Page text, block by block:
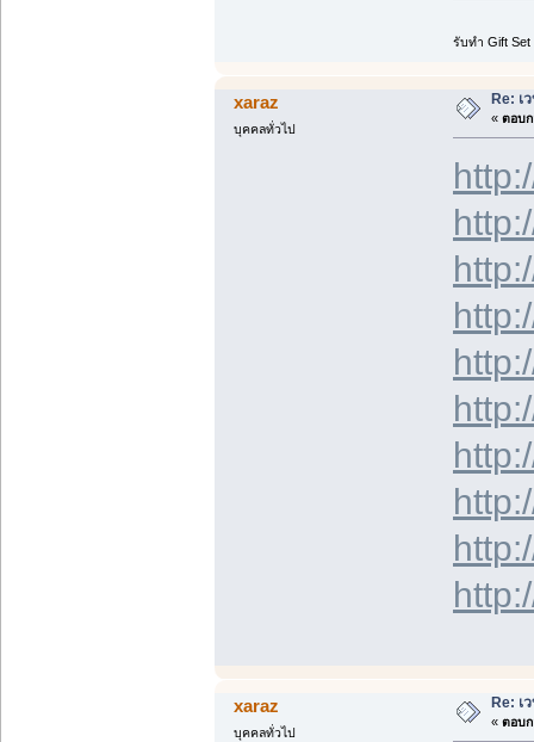
รับทำ Gift Set
xaraz
บุคคลทั่วไป
Re: เ
« ตอบก
xaraz
บุคคลทั่วไป
Re: เ
« ตอบก